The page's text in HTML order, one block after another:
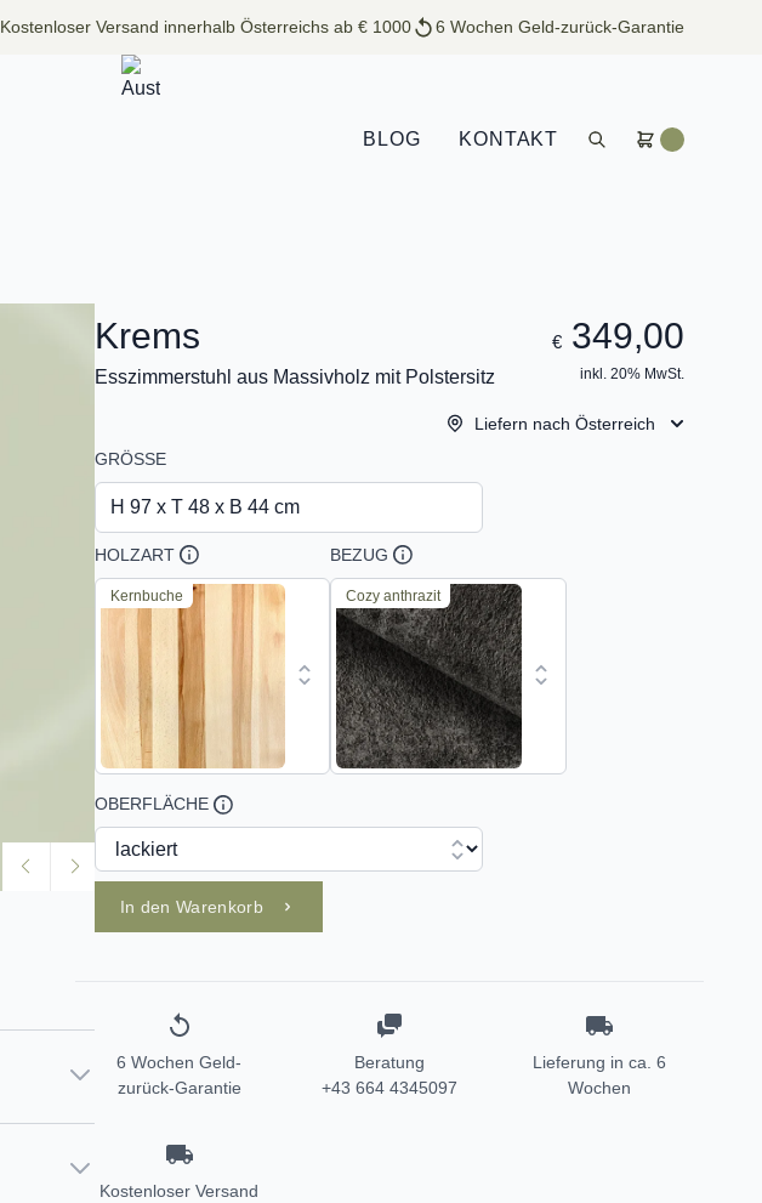
Kostenloser Versand innerhalb Österreichs ab € 1000 6 Wochen Geld-zurück-Garantie
BLOG KONTAKT
Krems
Esszimmerstuhl aus Massivholz mit Polstersitz
€ 349,00
inkl. 20% MwSt.
Liefern nach Österreich
GRÖSSE
H 97 x T 48 x B 44 cm
HOLZART
Kernbuche
BEZUG
Cozy anthrazit
OBERFLÄCHE
In den Warenkorb
6 Wochen Geld-
zurück-Garantie
Beratung
+43 664 4345097
Lieferung in ca. 6
Wochen
Kostenloser Versand